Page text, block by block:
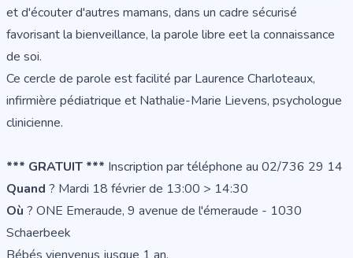
et d'écouter d'autres mamans, dans un cadre sécurisé
favorisant la bienveillance, la parole libre eet la connaissance
de soi.
Ce cercle de parole est facilité par Laurence Charloteaux,
infirmière pédiatrique et Nathalie-Marie Lievens, psychologue
clinicienne.
*** GRATUIT *** Inscription par téléphone au 02/736 29 14
Quand ? Mardi 18 février de 13:00 > 14:30
Où ? ONE Emeraude, 9 avenue de l'émeraude - 1030
Schaerbeek
Bébés vienvenus jusque 1 an.